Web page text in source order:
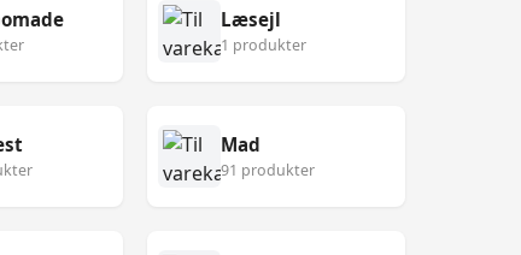
Læsejl
1 produkter
Mad
91 produkter